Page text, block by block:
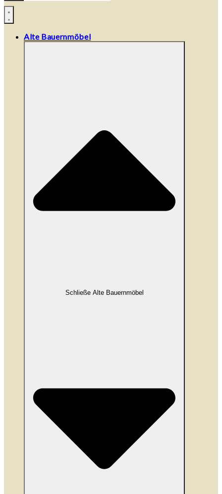
Alte Bauernmöbel
Schließe Alte Bauernmöbel